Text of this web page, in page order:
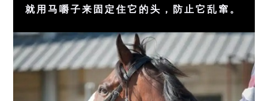
就用马嚼子来固定住它的头，防止它乱窜。